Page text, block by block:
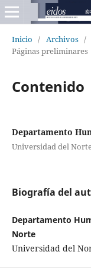
Inicio / Archivos /
Páginas preliminares
Contenido
Departamento
Universidad del
Biografía del
Departamento
Norte
Universidad del